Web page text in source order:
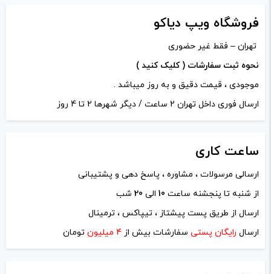
فروشگاه ویپ دیاکو
تهران – فقط غیر حضوری
نحوه ثبت سفارشات ( کلیک کنید )
موجودی ، قیمت دقیق و به روز میباشد .
ارسال فوری داخل تهران 2 ساعت / دیگر شهرها 2 تا 4 روز
ساعت کاری
ارسالی مرسولات ، مشاوره ، پاسخ دهی و پشتیبانی
از شنبه تا پنجشنه ساعت 10 الی 20 شب
ارسال از طریق پست پیشتاز ، تیپاکس ، ترمینال
ارسال رایگان پستی سفارشات بیش از 4 میلیون تومان